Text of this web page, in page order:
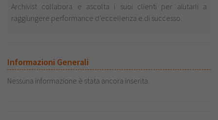
Archivist collabora e ascolta i suoi clienti per aiutarli a
raggiungere performance d’eccellenza e di successo.
Informazioni Generali
Nessuna informazione è stata ancora inserita.